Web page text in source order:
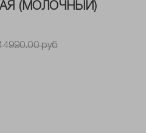
(МОЛОЧНЫЙ)
руб